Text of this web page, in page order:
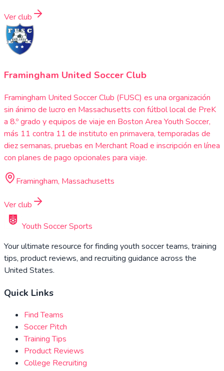
Ver club
Framingham United Soccer Club
Framingham United Soccer Club (FUSC) es una organización
sin ánimo de lucro en Massachusetts con fútbol local de PreK
a 8.º grado y equipos de viaje en Boston Area Youth Soccer,
más 11 contra 11 de instituto en primavera, temporadas de
diez semanas, pruebas en Merchant Road e inscripción en línea
con planes de pago opcionales para viaje.
Framingham, Massachusetts
Ver club
Youth Soccer Sports
Your ultimate resource for finding youth soccer teams, training
tips, product reviews, and recruiting guidance across the
United States.
Quick Links
Find Teams
Soccer Pitch
Training Tips
Product Reviews
College Recruiting